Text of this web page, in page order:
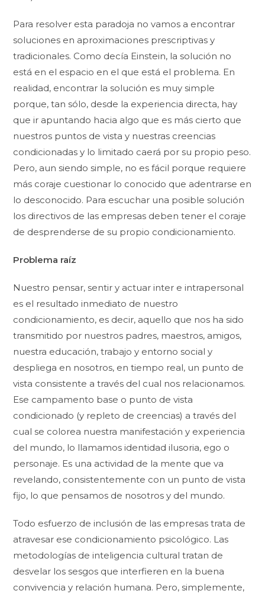
Para resolver esta paradoja no vamos a encontrar
soluciones en aproximaciones prescriptivas y
tradicionales. Como decía Einstein, la solución no
está en el espacio en el que está el problema. En
realidad, encontrar la solución es muy simple
porque, tan sólo, desde la experiencia directa, hay
que ir apuntando hacia algo que es más cierto que
nuestros puntos de vista y nuestras creencias
condicionadas y lo limitado caerá por su propio peso.
Pero, aun siendo simple, no es fácil porque requiere
más coraje cuestionar lo conocido que adentrarse en
lo desconocido. Para escuchar una posible solución
los directivos de las empresas deben tener el coraje
de desprenderse de su propio condicionamiento.
Problema raíz
Nuestro pensar, sentir y actuar inter e intrapersonal
es el resultado inmediato de nuestro
condicionamiento, es decir, aquello que nos ha sido
transmitido por nuestros padres, maestros, amigos,
nuestra educación, trabajo y entorno social y
despliega en nosotros, en tiempo real, un punto de
vista consistente a través del cual nos relacionamos.
Ese campamento base o punto de vista
condicionado (y repleto de creencias) a través del
cual se colorea nuestra manifestación y experiencia
del mundo, lo llamamos identidad ilusoria, ego o
personaje. Es una actividad de la mente que va
revelando, consistentemente con un punto de vista
fijo, lo que pensamos de nosotros y del mundo.
Todo esfuerzo de inclusión de las empresas trata de
atravesar ese condicionamiento psicológico. Las
metodologías de inteligencia cultural tratan de
desvelar los sesgos que interfieren en la buena
convivencia y relación humana. Pero, simplemente,